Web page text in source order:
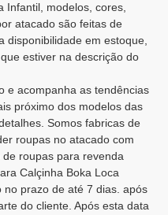
Infantil, modelos, cores,
atacado são feitas de
disponibilidade em estoque,
estiver na descrição do
e acompanha as tendências
próximo dos modelos das
Somos fabricas de
roupas no atacado com
roupas para revenda
Calçinha Boka Loca
no prazo de até 7 dias. após
do cliente. Após esta data